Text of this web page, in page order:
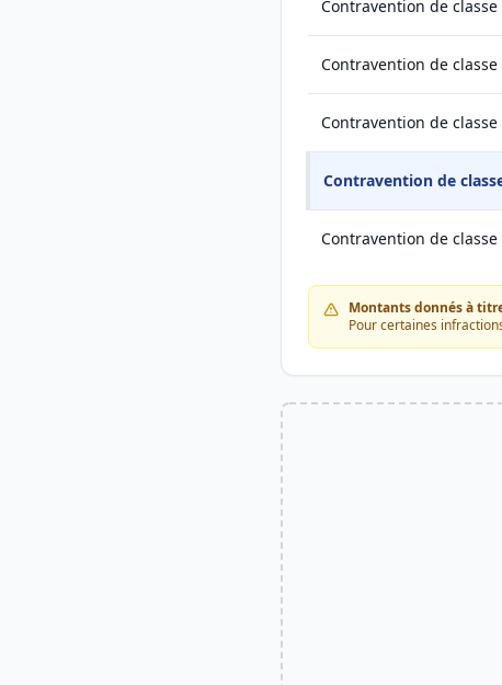
Contravention de classe
Contravention de classe
Contravention de classe
Contravention de
Contravention de classe
Montants donnés à
Pour certaines